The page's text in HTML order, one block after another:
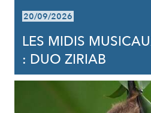
20/09/2026
LES MIDIS
: DUO ZIRIAB